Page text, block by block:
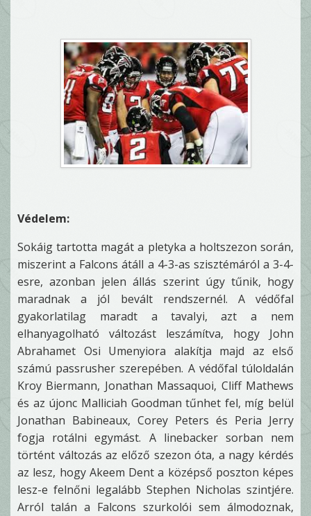
Védelem:
Sokáig tartotta magát a pletyka a holtszezon során,
miszerint a Falcons átáll a 4-3-as szisztémáról a 3-4-
esre, azonban jelen állás szerint úgy tűnik, hogy
maradnak a jól bevált rendszernél. A védőfal
gyakorlatilag maradt a tavalyi, azt a nem
elhanyagolható változást leszámítva, hogy John
Abrahamet Osi Umenyiora alakítja majd az első
számú passrusher szerepében. A védőfal túloldalán
Kroy Biermann, Jonathan Massaquoi, Cliff Mathews
és az újonc Malliciah Goodman tűnhet fel, míg belül
Jonathan Babineaux, Corey Peters és Peria Jerry
fogja rotálni egymást. A linebacker sorban nem
történt változás az előző szezon óta, a nagy kérdés
az lesz, hogy Akeem Dent a középső poszton képes
lesz-e felnőni legalább Stephen Nicholas szintjére.
Arról talán a Falcons szurkolói sem álmodoznak,